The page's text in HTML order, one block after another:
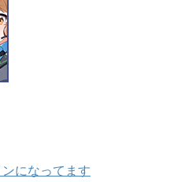
になってます